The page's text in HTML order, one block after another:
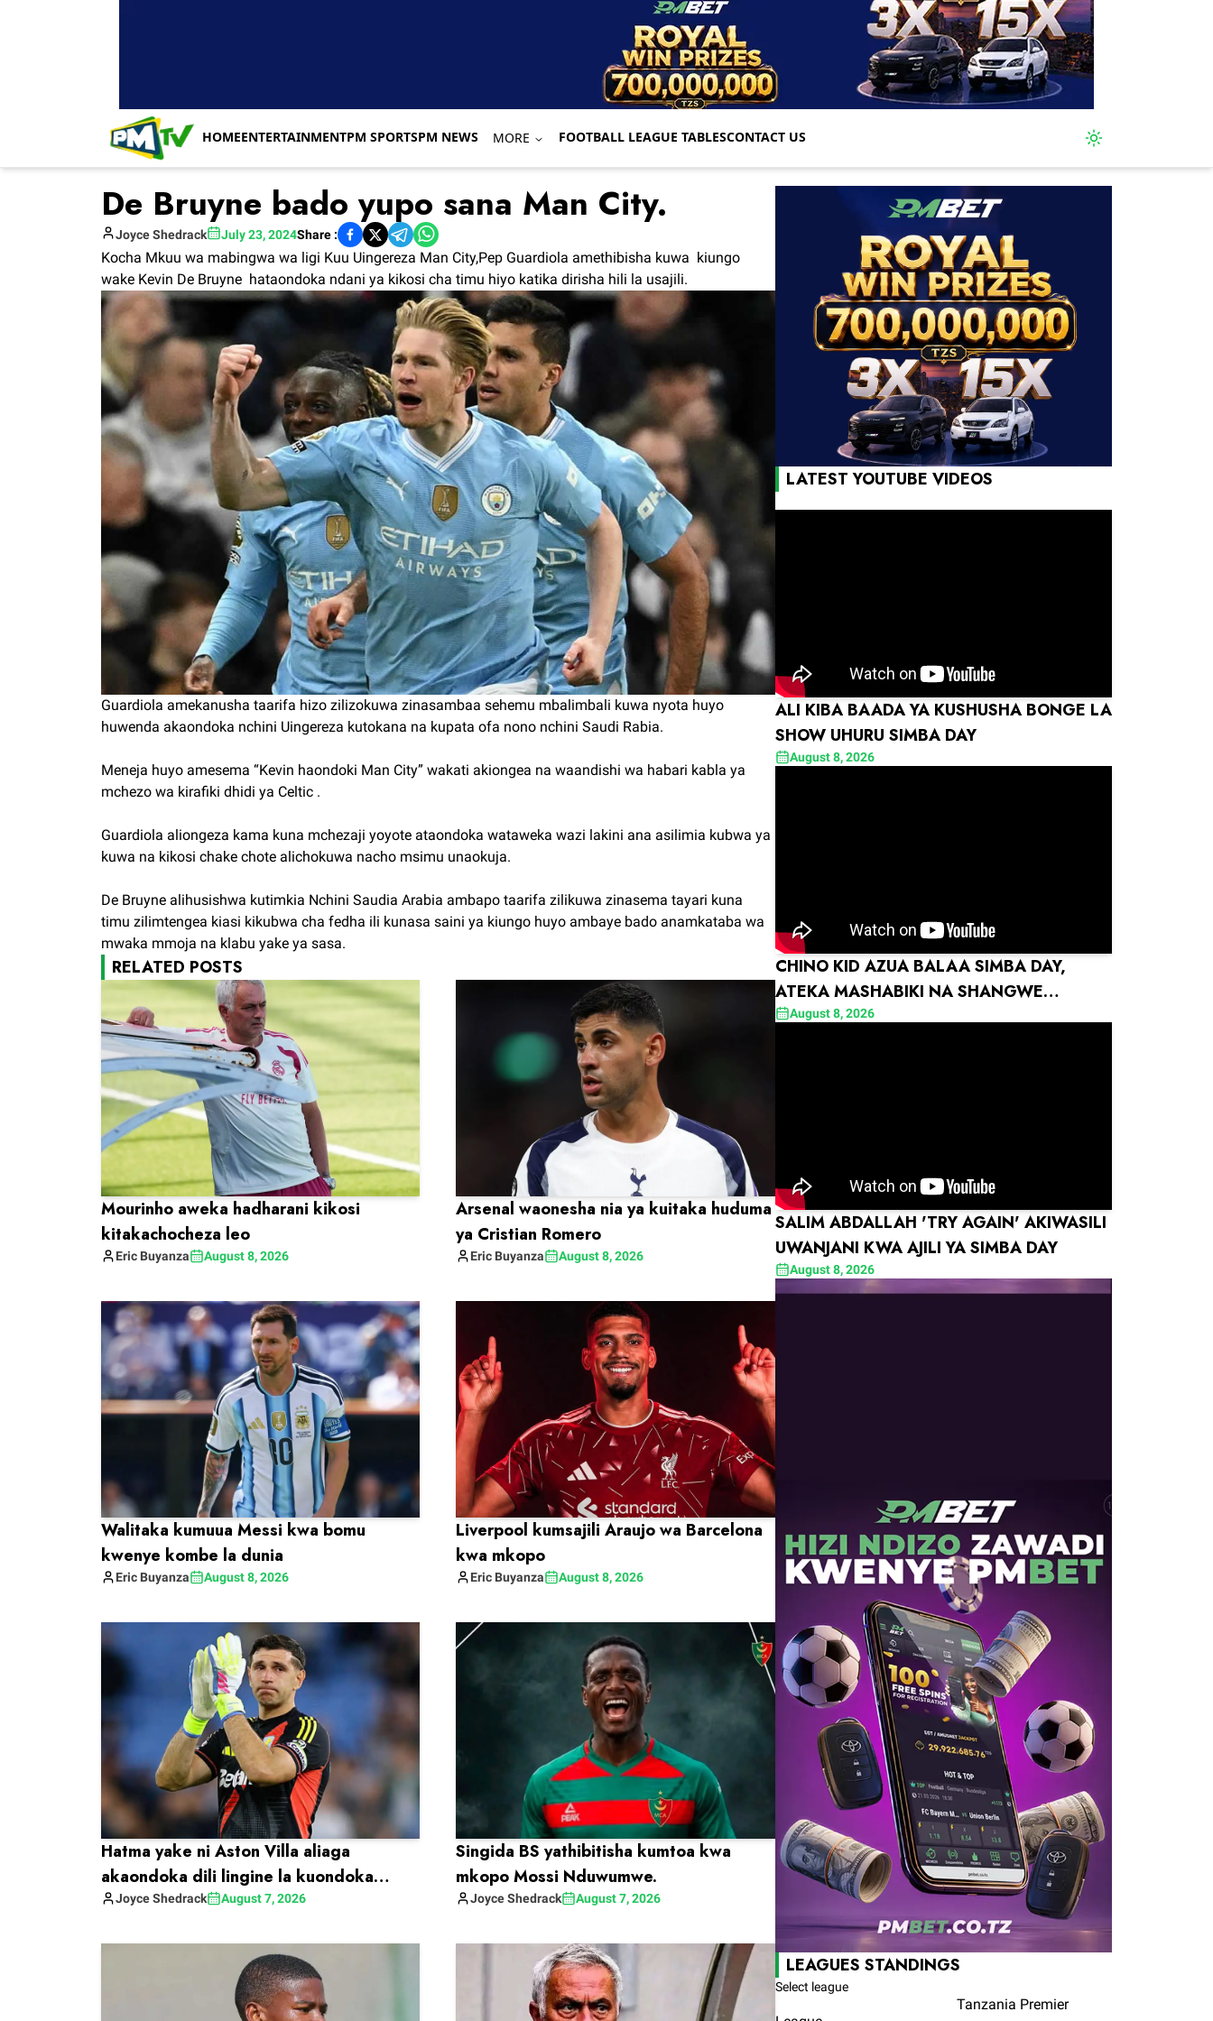
HOMEENTERTAINMENTPM SPORTSPM NEWS MORE FOOTBALL LEAGUE TABLESCONTACT US Toggle theme
De Bruyne bado yupo sana Man City.
JoyceShedrack July 23, 2024Share :
Kocha Mkuu wa mabingwa wa ligi Kuu Uingereza Man City,Pep Guardiola amethibisha kuwa kiungo
wake Kevin De Bruyne hataondoka ndani ya kikosi cha timu hiyo katika dirisha hili la usajili.
Guardiola amekanusha taarifa hizo zilizokuwa zinasambaa sehemu mbalimbali kuwa nyota huyo
huwenda akaondoka nchini Uingereza kutokana na kupata ofa nono nchini Saudi Rabia.
Meneja huyo amesema “Kevin haondoki Man City” wakati akiongea na waandishi wa habari kabla ya
mchezo wa kirafiki dhidi ya Celtic .
Guardiola aliongeza kama kuna mchezaji yoyote ataondoka wataweka wazi lakini ana asilimia kubwa ya
kuwa na kikosi chake chote alichokuwa nacho msimu unaokuja.
De Bruyne alihusishwa kutimkia Nchini Saudia Arabia ambapo taarifa zilikuwa zinasema tayari kuna
timu zilimtengea kiasi kikubwa cha fedha ili kunasa saini ya kiungo huyo ambaye bado anamkataba wa
mwaka mmoja na klabu yake ya sasa.
RELATED POSTS
Mourinho aweka hadharani kikosi
kitakachocheza leo
Eric Buyanza August 8, 2026
Arsenal waonesha nia ya kuitaka huduma
ya Cristian Romero
Eric Buyanza August 8, 2026
Walitaka kumuua Messi kwa bomu
kwenye kombe la dunia
Eric Buyanza August 8, 2026
Liverpool kumsajili Araujo wa Barcelona
kwa mkopo
Eric Buyanza August 8, 2026
Hatma yake ni Aston Villa aliaga
akaondoka dili lingine la kuondoka
limekufa.
JoyceShedrack August 7, 2026
Singida BS yathibitisha kumtoa kwa
mkopo Mossi Nduwumwe.
Joyce Shedrack August 7, 2026
LATEST YOUTUBE VIDEOS
ALI KIBA BAADA YA KUSHUSHA BONGE LA
SHOW UHURU SIMBA DAY
August 8, 2026
CHINO KID AZUA BALAA SIMBA DAY,
ATEKA MASHABIKI NA SHANGWE
LAIBUKA
August 8, 2026
SALIM ABDALLAH 'TRY AGAIN' AKIWASILI
UWANJANI KWA AJILI YA SIMBA DAY
August 8, 2026
LEAGUES STANDINGS
Select league
Tanzania Premier